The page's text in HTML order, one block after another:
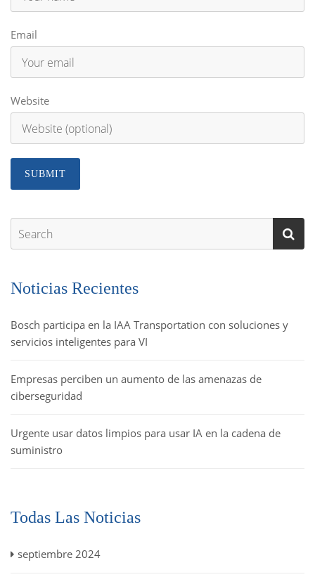
Email
Website
Noticias Recientes
Bosch participa en la IAA Transportation con soluciones y
servicios inteligentes para VI
Empresas perciben un aumento de las amenazas de
ciberseguridad
Urgente usar datos limpios para usar IA en la cadena de
suministro
Todas Las Noticias
septiembre 2024